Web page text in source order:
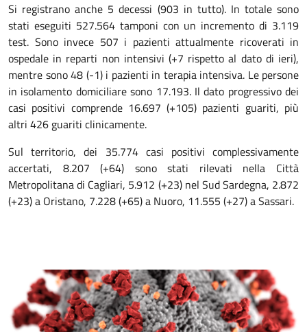
Si registrano anche 5 decessi (903 in tutto). In totale sono
stati eseguiti 527.564 tamponi con un incremento di 3.119
test. Sono invece 507 i pazienti attualmente ricoverati in
ospedale in reparti non intensivi (+7 rispetto al dato di ieri),
mentre sono 48 (-1) i pazienti in terapia intensiva. Le persone
in isolamento domiciliare sono 17.193. Il dato progressivo dei
casi positivi comprende 16.697 (+105) pazienti guariti, più
altri 426 guariti clinicamente.
Sul territorio, dei 35.774 casi positivi complessivamente
accertati, 8.207 (+64) sono stati rilevati nella Città
Metropolitana di Cagliari, 5.912 (+23) nel Sud Sardegna, 2.872
(+23) a Oristano, 7.228 (+65) a Nuoro, 11.555 (+27) a Sassari.